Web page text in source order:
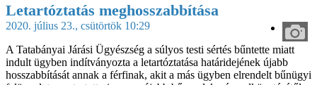
Letartóztatás meghosszabbítása
2020. július 23., csütörtök 10:29
A Tatabányai Járási Ügyészség a súlyos testi sértés bűntette miatt
indult ügyben indítványozta a letartóztatása határidejének újabb
hosszabbítását annak a férfinak, akit a más ügyben elrendelt bűnügyi